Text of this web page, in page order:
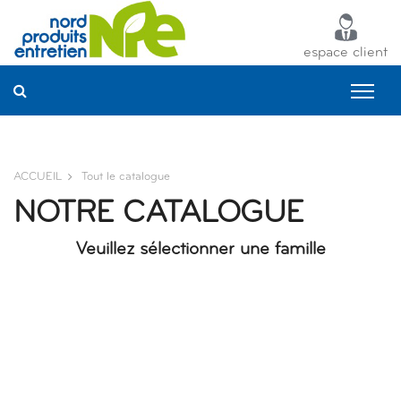
espace client
ACCUEIL Tout le catalogue
NOTRE CATALOGUE
Veuillez sélectionner une famille
Panneau de gestion des cookies